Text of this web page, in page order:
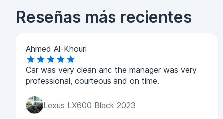
Reseñas más recientes
Ahmed Al-Khouri
Car was very clean and the manager was very
professional, courteous and on time.
Lexus LX600 Black 2023